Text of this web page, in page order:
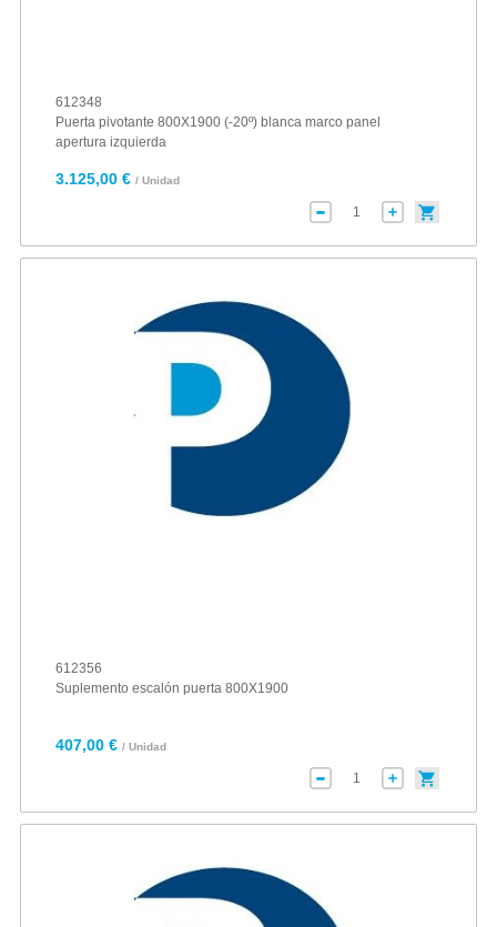
612348
Puerta pivotante 800X1900 (-20º) blanca marco panel
apertura izquierda
3.125,00 € / Unidad
612356
Suplemento escalón puerta 800X1900
407,00 € / Unidad